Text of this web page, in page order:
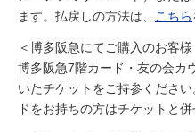
ます。払戻しの方法は、
こちら
＜博多阪急にてご購入のお客様
博多阪急7階カード・友の会カ
いたチケットをご持参くださ
ドをお持ちの方はチケットと併